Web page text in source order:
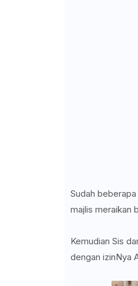
Sudah
majlis meraikan
Kemudian Sis
dengan izinNya